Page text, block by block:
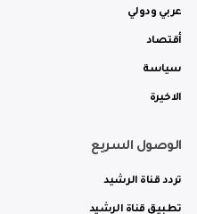
عربي ودولي
أقتصاد
سياسة
الاخيرة
الوصول السريع
تردد قناة الرشيد
تطبيق قناة الرشيد